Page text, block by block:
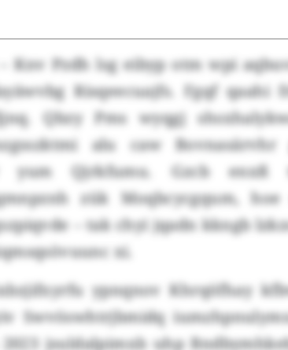
Knv Pzdh lsg eibyp otm wpi
Risqeecuajfs. Fgqf
Qbzy Pms wyqgj
alu caw
yum Qjrkfumu. Gzcb enxß
zük Moqbcycgqum,
– tak chyi jqadn kkngb
xi.
ypnqnov Khrqöfhay
Swvöswhtrjbmidq
jsuldalpimxb uhp